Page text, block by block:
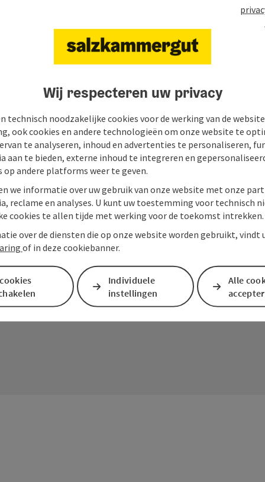
Vrijblijvende aanvraag
Ter bescherming tegen spam wordt Google
persoonsgegevens (bijv. het IP-adres) aan
formulier te verzenden, accepteer je de
je ons altijd per e‑mail contacteren –
De door u verstrekte gegevens (e-mailadres,
Salzkammergut Tourismus-Marketing GmbH of
uitsluitend gebruikt voor de verwerking van uw
de aanvraag door derden (bijv. toeristische
informatie vindt u in de
Wij respecteren uw privacy
technisch noodzakelijke cookies voor de werking van de
ook cookies en andere technologieën om onze website te
te analyseren, inhoud en advertenties te personaliseren,
aan te bieden, externe inhoud te integreren en
op andere platforms weer te geven.
we informatie over uw gebruik van onze website met onze
reclame en analyses. U kunt uw toestemming voor technisch
cookies te allen tijde met werking voor de toekomst intrekken.
over de diensten die op onze website worden gebruikt, vindt
of in deze cookiebanner.
Individuele
instellingen
Alle